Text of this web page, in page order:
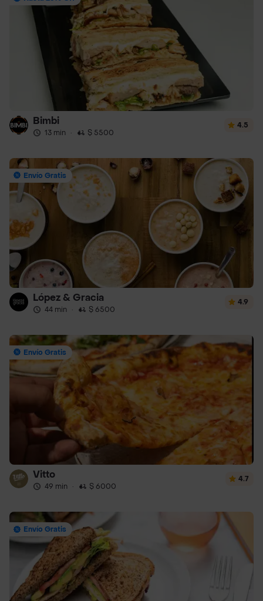
Bimbi
13 min · $ 5500
4.5
Envío Gratis
López & Gracia
44 min · $ 6500
4.9
Envío Gratis
Vitto
49 min · $ 6000
4.7
Envío Gratis